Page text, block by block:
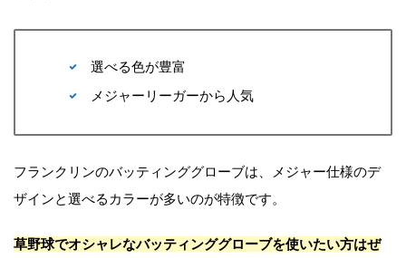
選べる色が豊富
メジャーリーガーから人気
フランクリンのバッティンググローブは、メジャー仕様のデ
ザインと選べるカラーが多いのが特徴です。
草野球でオシャレなバッティンググローブを使いたい方はぜ